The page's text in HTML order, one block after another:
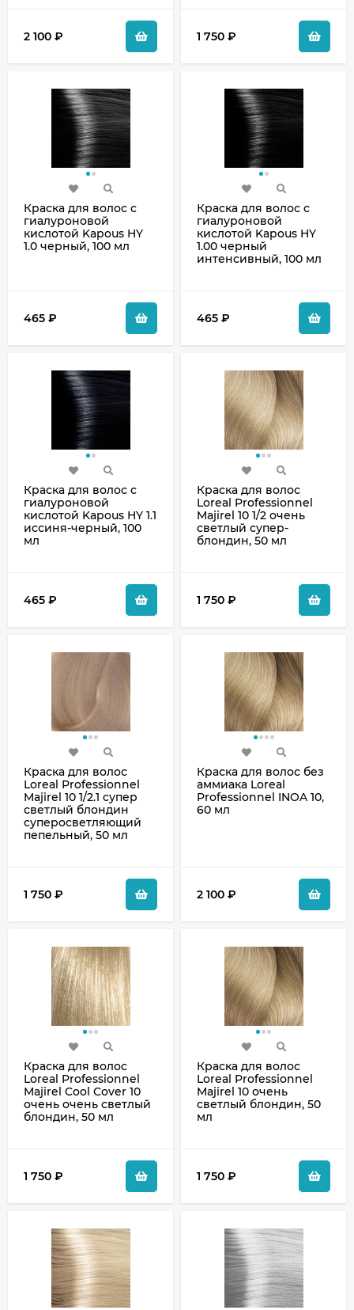
2 100 ₽ 1 750 ₽
Краска для волос с
гиалуроновой
кислотой Kapous HY
1.0 черный, 100 мл
465 ₽
Краска для волос с
гиалуроновой
кислотой Kapous HY
1.00 черный
интенсивный, 100 мл
465 ₽
Краска для волос с
гиалуроновой
кислотой Kapous HY 1.1
иссиня-черный, 100
мл
465 ₽
Краска для волос
Loreal Professionnel
Majirel 10 1/2 очень
светлый супер-
блондин, 50 мл
1 750 ₽
Краска для волос
Loreal Professionnel
Majirel 10 1/2.1 супер
светлый блондин
суперосветляющий
пепельный, 50 мл
1 750 ₽
Краска для волос без
аммиака Loreal
Professionnel INOA 10,
60 мл
2 100 ₽
Краска для волос
Loreal Professionnel
Majirel Cool Cover 10
очень очень светлый
блондин, 50 мл
1 750 ₽
Краска для волос
Loreal Professionnel
Majirel 10 очень
светлый блондин, 50
мл
1 750 ₽